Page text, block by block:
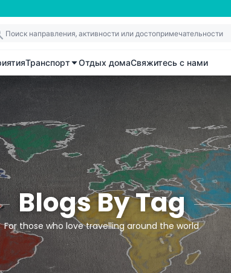
Транспорт Отдых домаСвяжитесь с нами
Blogs By Tag
For those who love travelling around the world